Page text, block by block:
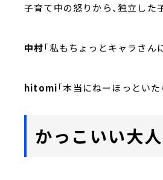
子育て中の怒りから、独立した
中村「私もちょっとキャラさん
hitomi「本当にねーほっとい
かっこいい大